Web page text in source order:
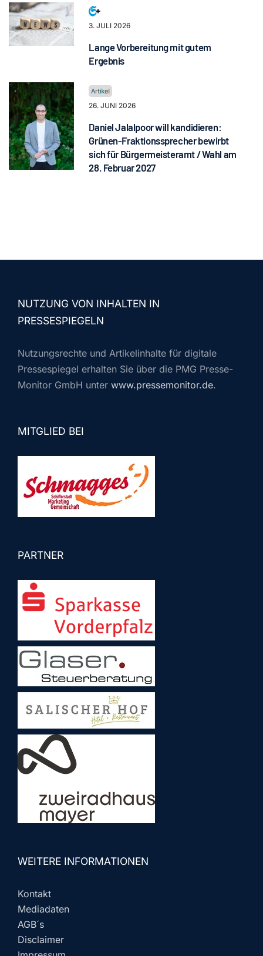
3. JULI 2026
Lange Vorbereitung mit gutem
Ergebnis
26. JUNI 2026
Daniel Jalalpoor will kandidieren:
Grünen-Fraktionssprecher bewirbt
sich für Bürgermeisteramt / Wahl am
28. Februar 2027
NUTZUNG VON INHALTEN IN
PRESSESPIEGELN
Nutzungsrechte und Artikelinhalte für digitale
Pressespiegel erhalten Sie über die PMG Presse-
Monitor GmbH unter www.pressemonitor.de.
MITGLIED BEI
PARTNER
WEITERE INFORMATIONEN
Kontakt
Mediadaten
AGB´s
Disclaimer